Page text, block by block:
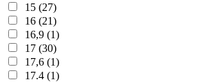
15 (27)
16 (21)
16,9 (1)
17 (30)
17,6 (1)
17.4 (1)